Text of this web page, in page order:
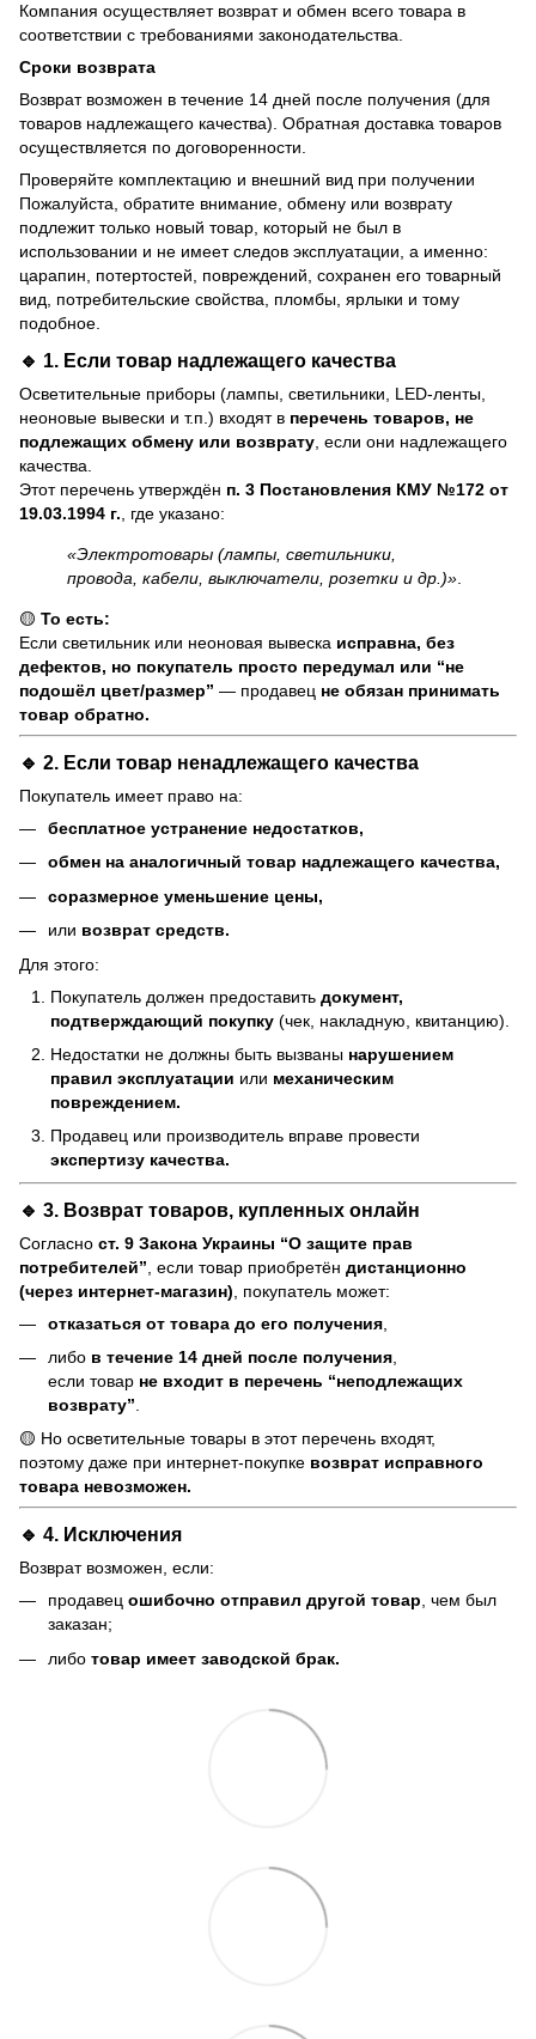
Компания осуществляет возврат и обмен всего товара в
соответствии с требованиями законодательства.
Сроки возврата
Возврат возможен в течение 14 дней после получения (для
товаров надлежащего качества). Обратная доставка товаров
осуществляется по договоренности.
Проверяйте комплектацию и внешний вид при получении
Пожалуйста, обратите внимание, обмену или возврату
подлежит только новый товар, который не был в
использовании и не имеет следов эксплуатации, а именно:
царапин, потертостей, повреждений, сохранен его товарный
вид, потребительские свойства, пломбы, ярлыки и тому
подобное.
🔹 1. Если товар надлежащего качества
Осветительные приборы (лампы, светильники, LED-ленты,
неоновые вывески и т.п.) входят в перечень товаров, не
подлежащих обмену или возврату, если они надлежащего
качества.
Этот перечень утверждён п. 3 Постановления КМУ №172 от
19.03.1994 г., где указано:
«Электротовары (лампы, светильники,
провода, кабели, выключатели, розетки и др.)».
🟡 То есть:
Если светильник или неоновая вывеска исправна, без
дефектов, но покупатель просто передумал или “не
подошёл цвет/размер” — продавец не обязан принимать
товар обратно.
🔹 2. Если товар ненадлежащего качества
Покупатель имеет право на:
бесплатное устранение недостатков,
обмен на аналогичный товар надлежащего качества,
соразмерное уменьшение цены,
или возврат средств.
Для этого:
Покупатель должен предоставить документ,
подтверждающий покупку (чек, накладную, квитанцию).
Недостатки не должны быть вызваны нарушением
правил эксплуатации или механическим
повреждением.
Продавец или производитель вправе провести
экспертизу качества.
🔹 3. Возврат товаров, купленных онлайн
Согласно ст. 9 Закона Украины “О защите прав
потребителей” , если товар приобретён дистанционно
(через интернет-магазин) , покупатель может:
отказаться от товара до его получения
либо в течение 14 дней после получения
если товар не входит в перечень “неподлежащих
возврату”
🟡 Но осветительные товары в этот перечень входят,
поэтому даже при интернет-покупке возврат исправного
товара невозможен.
🔹 4. Исключения
Возврат возможен, если:
продавец ошибочно отправил другой товар , чем был
заказан;
либо товар имеет заводской брак.